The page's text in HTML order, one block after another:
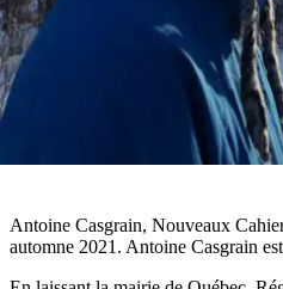
Antoine Casgrain, Nouveaux
automne 2021. Antoine Casgrain